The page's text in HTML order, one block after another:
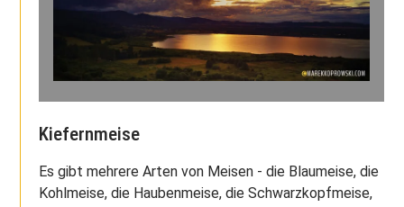
Kiefernmeise
Es gibt mehrere Arten von Meisen - die Blaumeise, die
Kohlmeise, die Haubenmeise, die Schwarzkopfmeise,